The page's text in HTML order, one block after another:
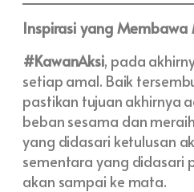
Inspirasi yang
#KawanAksi, pada
setiap amal. Baik
pastikan tujuan akhirnya
beban sesama dan
yang didasari ketulusan
sementara yang didasari
akan sampai ke mata.